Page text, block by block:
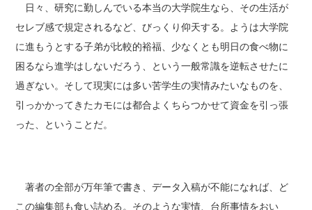
日々、研究に勤しんでいる本当の大学院生なら、その生活が
セレブ感で規定されるなど、びっくり仰天する。ようは大学院
に進もうとする子弟が比較的裕福、少なくとも明日の食べ物に
困るなら進学はしないだろう、という一般常識を逆転させたに
過ぎない。そして現実には多い苦学生の実情みたいなものを、
引っかかってきたカモには都合よくちらつかせて資金を引っ張
った、ということだ。
著者の全部が万年筆で書き、データ入稿が不能になれば、ど
この編集部も食い詰める。そのような実情、台所事情をおい